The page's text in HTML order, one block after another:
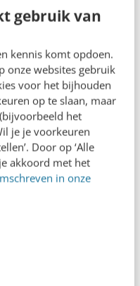
gebruik van
kennis komt opdoen.
onze websites gebruik
voor het bijhouden
op te slaan, maar
het
je je voorkeuren
Door op ‘Alle
akkoord met het
in onze
goed zichtbaar is
duidelijk. Welke